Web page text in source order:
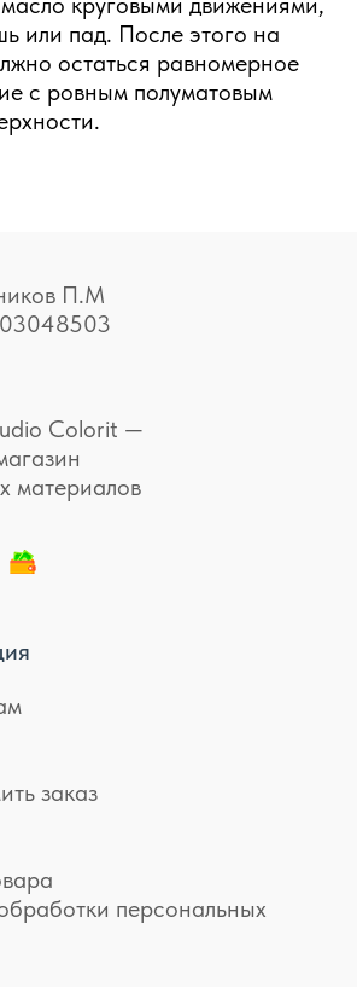
или пад. После этого на
остаться равномерное
с ровным полуматовым
П.М
Colorit —
материалов
заказ
персональных